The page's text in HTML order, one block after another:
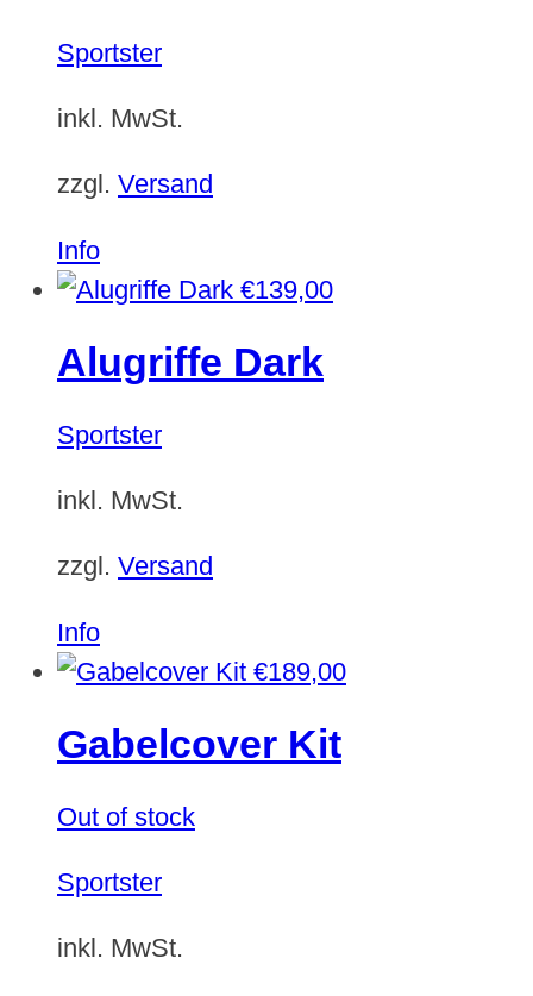
Sportster
inkl. MwSt.
zzgl. Versand
Info
€139,00
Alugriffe Dark
Sportster
inkl. MwSt.
zzgl. Versand
Info
€189,00
Gabelcover Kit
Out of stock
Sportster
inkl. MwSt.